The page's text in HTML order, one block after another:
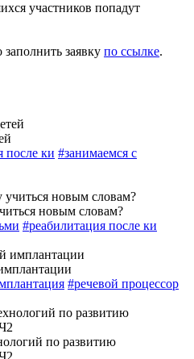
участников попадут
заявку по ссылке.
после ки #занимаемся с
новым словам?
#реабилитация после ки
#речевой процессор
по развитию